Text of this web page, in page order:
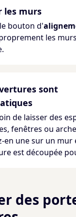
les murs
bouton d'
les
sont
de laisser des
fenêtres ou
en une sur un mur
est découpée
des